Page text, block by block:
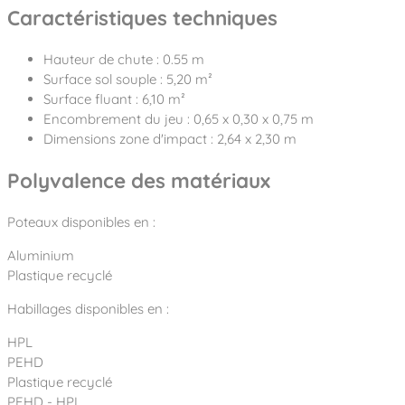
Caractéristiques techniques
Hauteur de chute : 0.55 m
Surface sol souple : 5,20 m²
Surface fluant : 6,10 m²
Encombrement du jeu : 0,65 x 0,30 x 0,75 m
Dimensions zone d'impact : 2,64 x 2,30 m
Polyvalence des matériaux
Poteaux disponibles en :
Aluminium
Plastique recyclé
Habillages disponibles en :
HPL
PEHD
Plastique recyclé